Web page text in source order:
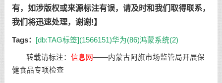
有，如涉版权或来源标注有误，请及时和我们取得联系，
我们将迅速处理，谢谢!】
Tags： [db:TAG标签](1566151)华为(86)鸿蒙系统(2)
转载请标注：信息网——内蒙古阿旗市场监管局开展保
健食品专项检查